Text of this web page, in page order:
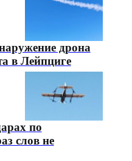
дрона
в Лейпциге
по
слов не